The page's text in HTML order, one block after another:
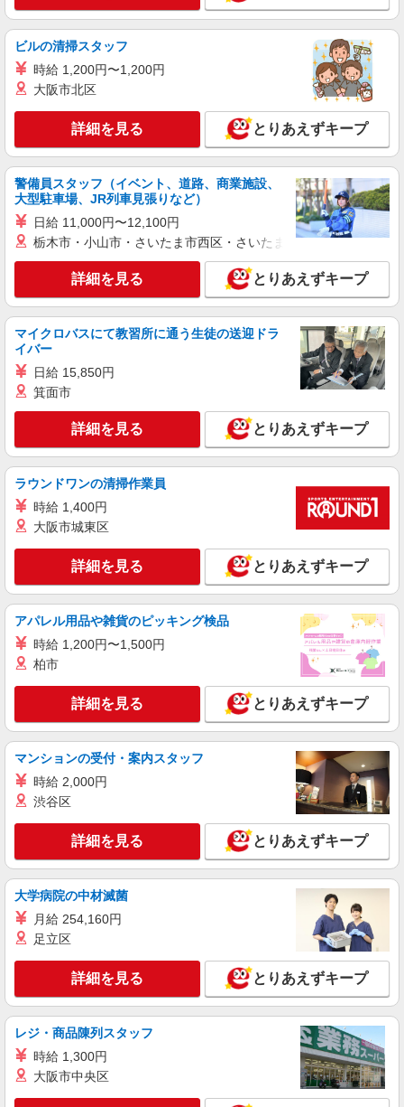
ビルの清掃スタッフ
時給 1,200円〜1,200円
大阪市北区
詳細を見る とりあえずキープ
警備員スタッフ（イベント、道路、商業施設、
大型駐車場、JR列車見張りなど）
日給 11,000円〜12,100円
栃木市・小山市・さいたま市西区・さいたま市岩槻区・久喜市・
詳細を見る とりあえずキープ
マイクロバスにて教習所に通う生徒の送迎ドラ
イバー
日給 15,850円
箕面市
詳細を見る とりあえずキープ
ラウンドワンの清掃作業員
時給 1,400円
大阪市城東区
詳細を見る とりあえずキープ
アパレル用品や雑貨のピッキング検品
時給 1,200円〜1,500円
柏市
詳細を見る とりあえずキープ
マンションの受付・案内スタッフ
時給 2,000円
渋谷区
詳細を見る とりあえずキープ
大学病院の中材滅菌
月給 254,160円
足立区
詳細を見る とりあえずキープ
レジ・商品陳列スタッフ
時給 1,300円
大阪市中央区